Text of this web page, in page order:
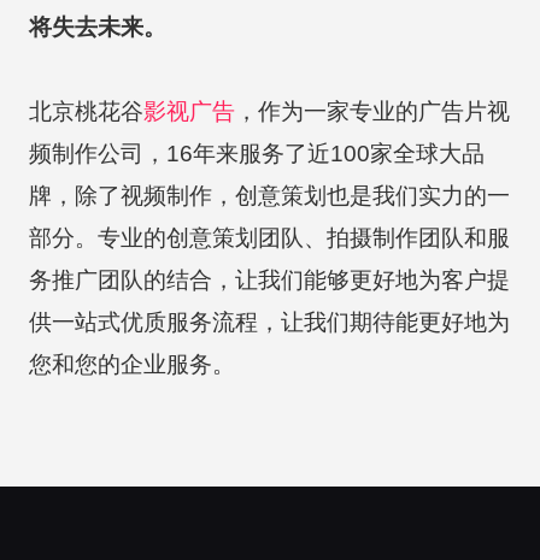
将失去未来。
北京桃花谷影视广告，作为一家专业的广告片视
频制作公司，16年来服务了近100家全球大品
牌，除了视频制作，创意策划也是我们实力的一
部分。专业的创意策划团队、拍摄制作团队和服
务推广团队的结合，让我们能够更好地为客户提
供一站式优质服务流程，让我们期待能更好地为
您和您的企业服务。